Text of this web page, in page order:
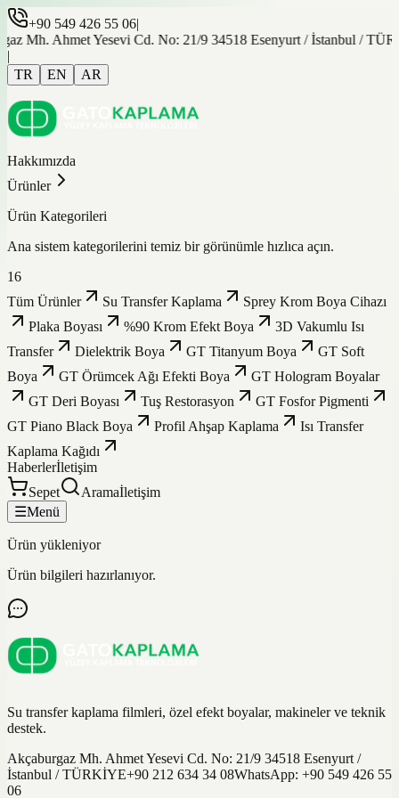
+90 549 426 55 06|
Mh. Ahmet Yesevi Cd. No: 21/9 34518 Esenyurt / İstanbul /
|
TR
EN AR
Hakkımızda
Ürünler
Ürün Kategorileri
Ana sistem kategorilerini temiz bir görünümle hızlıca açın.
16
Tüm Ürünler
Su Transfer Kaplama
Sprey Krom Boya Cihazı
Plaka Boyası
%90 Krom Efekt Boya
3D Vakumlu Isı
Transfer
Dielektrik Boya GT Titanyum Boya
GT Soft
Boya
GT Örümcek Ağı Efekti Boya
GT Hologram Boyalar
GT Deri Boyası
Tuş Restorasyon
GT Fosfor Pigmenti
GT Piano Black Boya
Profil Ahşap Kaplama
Isı Transfer
Kaplama Kağıdı
Haberlerİletişim
Sepet
Aramaİletişim
☰Menü
Ürün yükleniyor
Ürün bilgileri hazırlanıyor.
Su transfer kaplama filmleri, özel efekt boyalar, makineler ve teknik
destek.
Akçaburgaz Mh. Ahmet Yesevi Cd. No: 21/9 34518 Esenyurt /
İstanbul / TÜRKİYE+90 212 634 34 08WhatsApp: +90 549 426 55
06